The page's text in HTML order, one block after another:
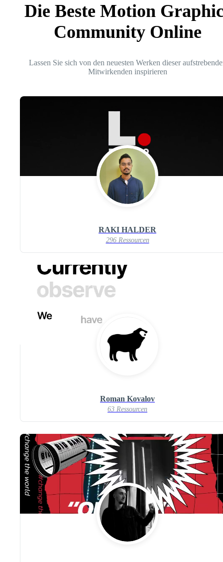
Die Beste Motion
Community Online
Lassen Sie sich von den neuesten Werken dieser
Mitwirkenden inspirieren
RAKI HALDER
296 Ressourcen
Roman Kovalov
63 Ressourcen